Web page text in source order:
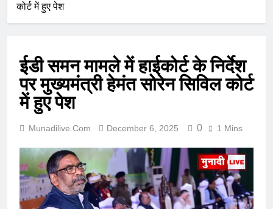
कोर्ट में हुए पेश
ईडी समन मामले में हाईकोर्ट के निर्देश
पर मुख्यमंत्री हेमंत सोरेन सिविल कोर्ट
में हुए पेश
Munadilive.com December 6, 2025 0 1 Mins